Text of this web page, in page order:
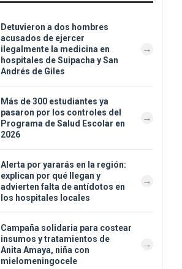
Detuvieron a dos hombres
acusados de ejercer
ilegalmente la medicina en
hospitales de Suipacha y San
Andrés de Giles
Más de 300 estudiantes ya
pasaron por los controles del
Programa de Salud Escolar en
2026
Alerta por yararás en la región:
explican por qué llegan y
advierten falta de antídotos en
los hospitales locales
Campaña solidaria para costear
insumos y tratamientos de
Anita Amaya, niña con
mielomeningocele